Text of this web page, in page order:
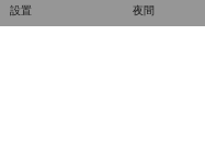
設置 夜間